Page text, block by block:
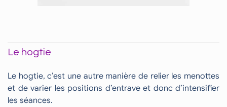
Le hogtie
Le hogtie, c’est une autre manière de relier les menottes
et de varier les positions d’entrave et donc d’intensifier
les séances.